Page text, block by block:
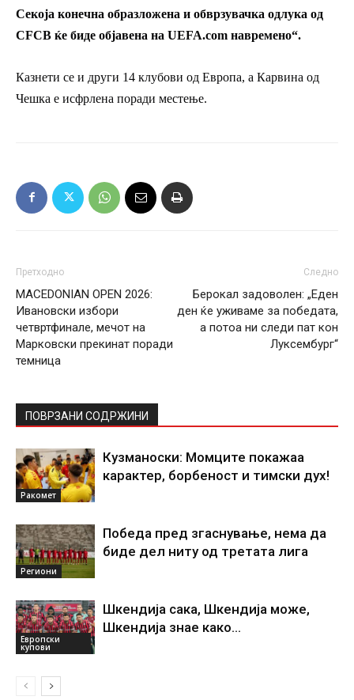
Секоја конечна образложена и обврзувачка одлука од
CFCB ќе биде објавена на UEFA.com навремено“.
Казнети се и други 14 клубови од Европа, а Карвина од
Чешка е исфрлена поради местење.
Претходно
MACEDONIAN OPEN 2026:
Ивановски избори
четвртфинале, мечот на
Марковски прекинат поради
темница
Следно
Берокал задоволен: „Еден
ден ќе уживаме за победата,
а потоа ни следи пат кон
Луксембург“
ПОВРЗАНИ СОДРЖИНИ
Ракомет
Кузманоски: Момците покажаа
карактер, борбеност и тимски дух!
Региони
Победа пред згаснување, нема да
биде дел ниту од третата лига
Европски
купови
Шкендија сака, Шкендија може,
Шкендија знае како…